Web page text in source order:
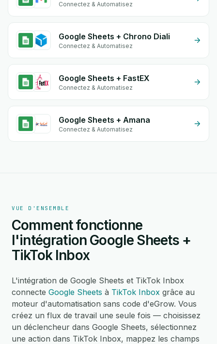
Connectez & Automatisez
Google Sheets + Chrono Diali
Connectez & Automatisez
Google Sheets + FastEX
Connectez & Automatisez
Google Sheets + Amana
Connectez & Automatisez
VUE D'ENSEMBLE
Comment fonctionne
l'intégration Google Sheets +
TikTok Inbox
L'intégration de Google Sheets et TikTok Inbox
connecte Google Sheets à TikTok Inbox grâce au
moteur d'automatisation sans code d'eGrow. Vous
créez un flux de travail une seule fois — choisissez
un déclencheur dans Google Sheets, sélectionnez
une action dans TikTok Inbox, mappez les champs